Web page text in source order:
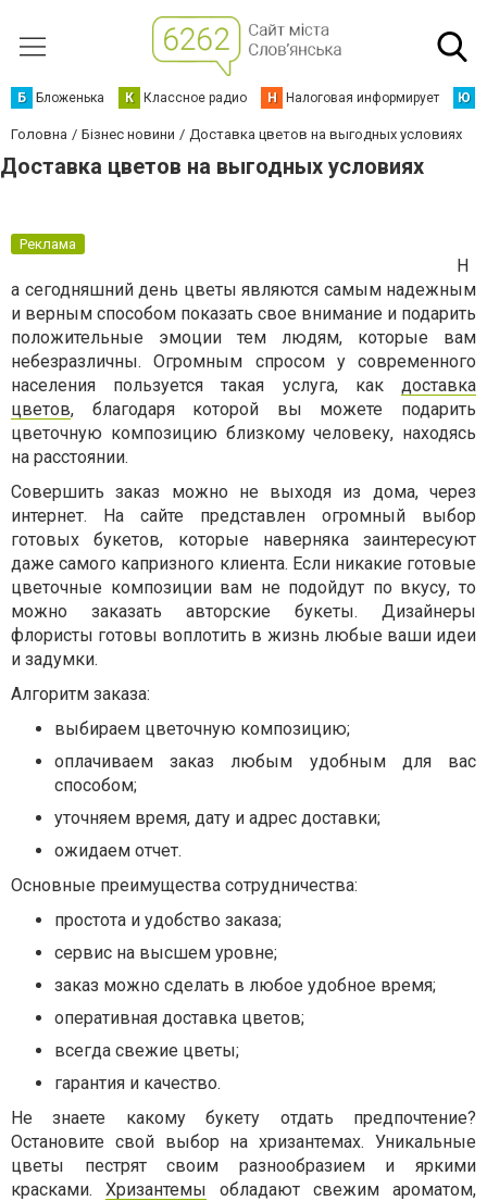
Б Бложенька К Классное радио Н Налоговая информирует Ю
Головна Бізнес новини Доставка цветов на выгодных условиях
Доставка цветов на выгодных условиях
Реклама
Н
а сегодняшний день цветы являются самым надежным
и верным способом показать свое внимание и подарить
положительные эмоции тем людям, которые вам
небезразличны. Огромным спросом у современного
населения пользуется такая услуга, как доставка
цветов, благодаря которой вы можете подарить
цветочную композицию близкому человеку, находясь
на расстоянии.
Совершить заказ можно не выходя из дома, через
интернет. На сайте представлен огромный выбор
готовых букетов, которые наверняка заинтересуют
даже самого капризного клиента. Если никакие готовые
цветочные композиции вам не подойдут по вкусу, то
можно заказать авторские букеты. Дизайнеры
флористы готовы воплотить в жизнь любые ваши идеи
и задумки.
Алгоритм заказа:
выбираем цветочную композицию;
оплачиваем заказ любым удобным для вас
способом;
уточняем время, дату и адрес доставки;
ожидаем отчет.
Основные преимущества сотрудничества:
простота и удобство заказа;
сервис на высшем уровне;
заказ можно сделать в любое удобное время;
оперативная доставка цветов;
всегда свежие цветы;
гарантия и качество.
Не знаете какому букету отдать предпочтение?
Остановите свой выбор на хризантемах. Уникальные
цветы пестрят своим разнообразием и яркими
красками. Хризантемы обладают свежим ароматом,